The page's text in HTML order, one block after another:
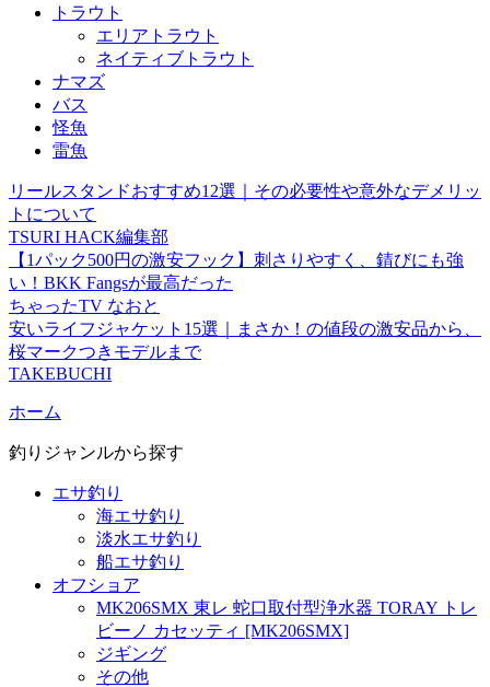
トラウト
エリアトラウト
ネイティブトラウト
ナマズ
バス
怪魚
雷魚
リールスタンドおすすめ12選｜その必要性や意外なデメリッ
トについて
TSURI HACK編集部
【1パック500円の激安フック】刺さりやすく、錆びにも強
い！BKK Fangsが最高だった
ちゃったTV なおと
安いライフジャケット15選｜まさか！の値段の激安品から、
桜マークつきモデルまで
TAKEBUCHI
ホーム
釣りジャンルから探す
エサ釣り
海エサ釣り
淡水エサ釣り
船エサ釣り
オフショア
MK206SMX 東レ 蛇口取付型浄水器 TORAY トレ
ビーノ カセッティ [MK206SMX]
ジギング
その他